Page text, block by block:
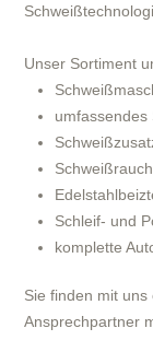
Unser Sortiment
umfassendes
Schleif- und
komplette
Sie finden mit
Ansprechpartner